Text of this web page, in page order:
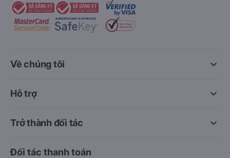
keyboard_arrow_down
Về chúng tôi
keyboard_arrow_down
Hỗ trợ
keyboard_arrow_down
Trở thành đối tác
Đối tác thanh toán